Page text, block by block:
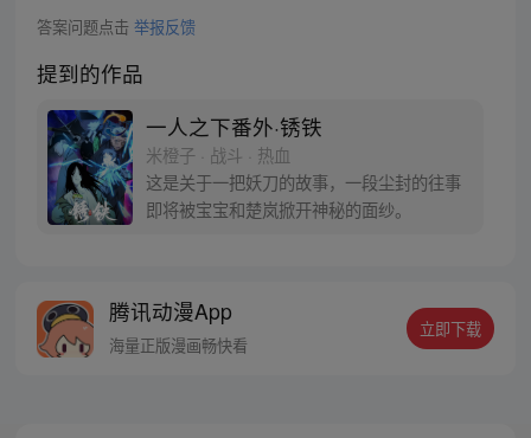
答案问题点击 举报反馈
提到的作品
一人之下番外·锈铁
米橙子 · 战斗 · 热血
这是关于一把妖刀的故事，一段尘封的往事
即将被宝宝和楚岚掀开神秘的面纱。
腾讯动漫App
海量正版漫画畅快看
立即下载